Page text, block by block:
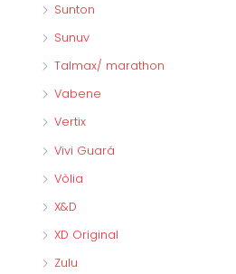
Sunton
Sunuv
Talmax/ marathon
Vabene
Vertix
Vivi Guará
Vòlia
X&D
XD Original
Zulu